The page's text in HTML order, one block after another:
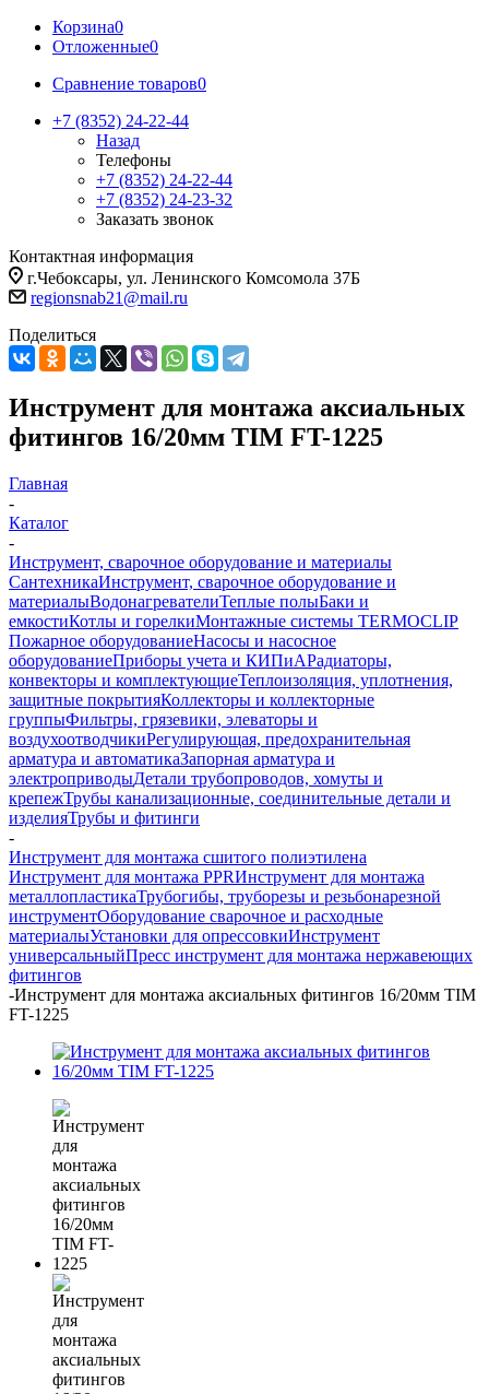
Корзина0
Отложенные0
Сравнение товаров0
+7 (8352) 24-22-44
Назад
Телефоны
+7 (8352) 24-22-44
+7 (8352) 24-23-32
Заказать звонок
Контактная информация
г.Чебоксары, ул. Ленинского Комсомола 37Б
regionsnab21@mail.ru
Поделиться
Инструмент для монтажа аксиальных
фитингов 16/20мм TIM FT-1225
Главная
-
Каталог
-
Инструмент, сварочное оборудование и материалы
СантехникаИнструмент, сварочное оборудование и
материалыВодонагревателиТеплые полыБаки и
емкостиКотлы и горелкиМонтажные системы TERMOCLIP
Пожарное оборудованиеНасосы и насосное
оборудованиеПриборы учета и КИПиАРадиаторы,
конвекторы и комплектующиеТеплоизоляция, уплотнения,
защитные покрытияКоллекторы и коллекторные
группыФильтры, грязевики, элеваторы и
воздухоотводчикиРегулирующая, предохранительная
арматура и автоматикаЗапорная арматура и
электроприводыДетали трубопроводов, хомуты и
крепежТрубы канализационные, соединительные детали и
изделияТрубы и фитинги
-
Инструмент для монтажа сшитого полиэтилена
Инструмент для монтажа PPRИнструмент для монтажа
металлопластикаТрубогибы, труборезы и резьбонарезной
инструментОборудование сварочное и расходные
материалыУстановки для опрессовкиИнструмент
универсальныйПресс инструмент для монтажа нержавеющих
фитингов
-Инструмент для монтажа аксиальных фитингов 16/20мм TIM
FT-1225